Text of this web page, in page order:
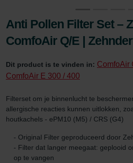
Anti Pollen Filter Set –
ComfoAir Q/E |
Dit product is te vinden in: ComfoAir
ComfoAir E 300 / 400
Filterset om je binnenlucht te
allergische reacties kunnen uitlokken,
houtkachels - ePM10 (M5) / CRS (G4)
- Original Filter geproduceerd door
- Filter dat langer meegaat: geplooid
op te vangen